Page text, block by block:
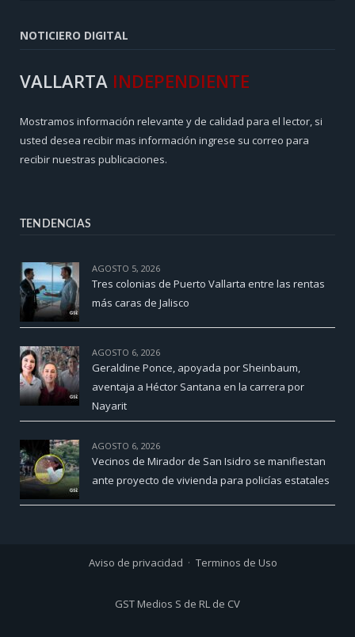
NOTICIERO DIGITAL
VALLARTA INDEPENDIENTE
Mostramos información relevante y de calidad para el lector, si
usted desea recibir mas información ingrese su correo para
recibir nuestras publicaciones.
TENDENCIAS
AGOSTO 5, 2026
Tres colonias de Puerto Vallarta entre las rentas
más caras de Jalisco
AGOSTO 6, 2026
Geraldine Ponce, apoyada por Sheinbaum,
aventaja a Héctor Santana en la carrera por
Nayarit
AGOSTO 6, 2026
Vecinos de Mirador de San Isidro se manifiestan
ante proyecto de vivienda para policías estatales
Aviso de privacidad Terminos de Uso
GST Medios S de RL de CV